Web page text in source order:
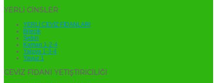
YERLİ CİNSLER
YERLİ CEVİZ FİDANLARI
Bilecik
Şebin
Kaman 1-2-4
Yalova 1-3-4
Yavuz 1
CEVİZ FİDANI YETİŞTİRİCİLİĞİ